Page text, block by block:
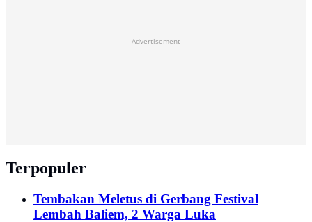
Advertisement
Terpopuler
Tembakan Meletus di Gerbang Festival
Lembah Baliem, 2 Warga Luka